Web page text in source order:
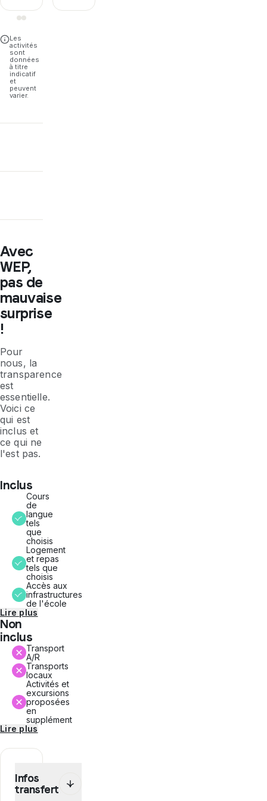
Les
activités
sont
données
à titre
indicatif
et
peuvent
varier.
Avec
WEP,
pas de
mauvaise
surprise
!
Pour
nous, la
transparence
est
essentielle.
Voici ce
qui est
inclus et
ce qui ne
l'est pas.
Inclus
Cours
de
langue
tels
que
choisis
Logement
et repas
tels que
choisis
Accès aux
infrastructures
de l'école
Lire plus
Non
inclus
Transport
A/R
Transports
locaux
Activités et
excursions
proposées
en
supplément
Lire plus
Infos
transfert